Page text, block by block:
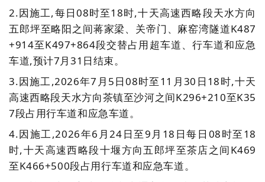
2.因施工,每日08时至18时,十天高速西略段天水方向
五郎坪至略阳之间蒋家梁、关帝门、麻窑湾隧道K487
+914至K497+864段交替占用超车道、行车道和应急
车道,预计7月31日结束。
3.因施工,2026年7月5日08时至11月30日18时,十天
高速西略段天水方向茶镇至沙河之间K296+210至K35
7段占用行车道和应急车道。
4.因施工,2026年6月24日至9月18日每日08时至18
时,十天高速西略段十堰方向五郎坪至茶店之间K469
至K466+500段占用行车道和应急车道。